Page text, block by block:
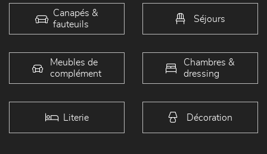
Canapés &
fauteuils
Séjours
Meubles de
complément
Chambres &
dressing
Literie Décoration